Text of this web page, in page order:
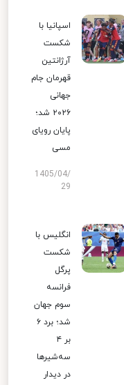
اسپانیا با
شکست
آرژانتین
قهرمان جام
جهانی
۲۰۲۶ شد؛
پایان رویای
مسی
1405/04/
29
انگلیس با
شکست
پرگل
فرانسه
سوم جهان
شد؛ برد ۶
بر ۴
سه‌شیرها
در دیدار